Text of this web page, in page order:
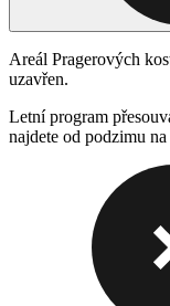
Areál Pragerových
uzavřen.
Letní program
najdete od podzimu